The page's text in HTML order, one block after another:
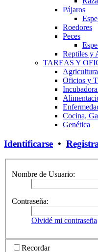
Pájaros
Roedores
Peces
Reptiles y
TAREAS Y
Agricultura
Oficios y
Cocina,
Genética
Identificarse •
Nombre de Usuario:
Contraseña:
Olvidé mi contraseña
Recordar